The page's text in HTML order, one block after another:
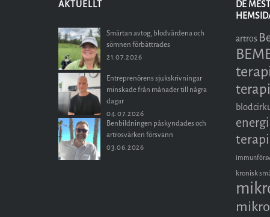
AKTUELLT
Smärtan avtog, blodvärdena och
sömnen förbättrades
21.07.2026
Entreprenörens sjukskrivningar
minskade från månader till några
dagar
04.07.2026
Benbildningen påskyndades och
artrosvärken försvann
03.06.2026
DE
artros
terapi
energi
terapi
kronisk